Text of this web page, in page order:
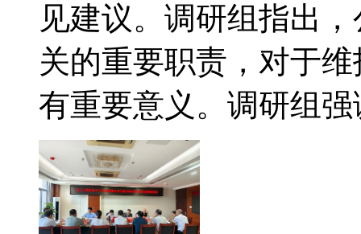
见建议。调研组指出
关的重要职责，对于
有重要意义。调研组